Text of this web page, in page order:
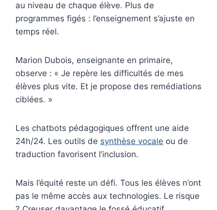
au niveau de chaque élève. Plus de
programmes figés : l’enseignement s’ajuste en
temps réel.
Marion Dubois, enseignante en primaire,
observe : « Je repère les difficultés de mes
élèves plus vite. Et je propose des remédiations
ciblées. »
Les chatbots pédagogiques offrent une aide
24h/24. Les outils de synthèse vocale ou de
traduction favorisent l’inclusion.
Mais l’équité reste un défi. Tous les élèves n’ont
pas le même accès aux technologies. Le risque